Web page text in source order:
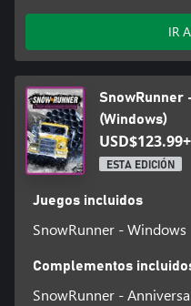
IR
SnowRunner
(Windows)
USD$123.99+
ESTA EDICIÓN
Juegos incluidos
SnowRunner - Windows
Complementos
SnowRunner -